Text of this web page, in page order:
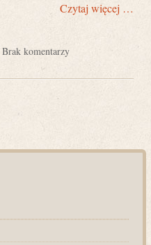
Czytaj więcej …
Brak komentarzy